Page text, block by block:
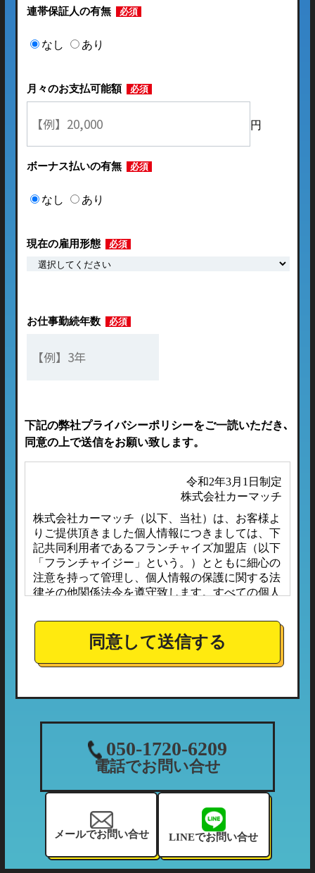
連帯保証人の有無 必須
なし あり
月々のお支払可能額 必須
円
ボーナス払いの有無 必須
なし あり
現在の雇用形態 必須
お仕事勤続年数 必須
下記の弊社プライバシーポリシーをご一読いただき､
同意の上で送信をお願い致します。
令和2年3月1日制定
株式会社カーマッチ
株式会社カーマッチ（以下、当社）は、お客様よ
りご提供頂きました個人情報につきましては、下
記共同利用者であるフランチャイズ加盟店（以下
「フランチャイジー」という。）とともに細心の
注意を持って管理し、個人情報の保護に関する法
律その他関係法令を遵守致します。すべての個人
ほか、お客様ご本人の同意なしに第三者へ開示ま
たは提供されることはありません。
また、フランチャイジーとの間においては、事前
に個人情報保護に対する安全性を審査の上、個人
こととしており、適切な管理監督を行ってまいり
当社が収集する個人情報につきましては、下記の
利用目的の範囲内において利用させて頂きます。
（1）ご利用履歴・支払状況の確認など、当社の
利用状況の把握及び債権管理のため
（2）カーマッチフランチャイズ全体の市場調
同意して送信する
050-1720-6209
電話でお問い合せ
メールでお問い合せ LINEでお問い合せ